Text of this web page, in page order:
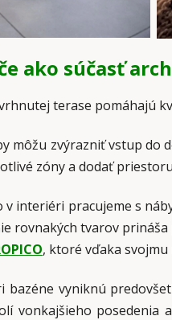
ako súčasť
terase pomáhajú
môžu zvýrazniť vstup do
zóny a dodať
v interiéri pracujeme s
rovnakých tvarov
, ktoré vďaka
bazéne vyniknú
vonkajšieho posedenia